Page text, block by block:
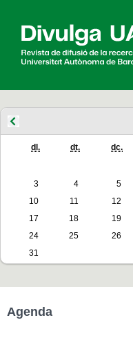
Articles Entrevistes
English
dl. dt. dc.
3
4 5
10
11 12
17
18 19
24
25 26
31
Agenda